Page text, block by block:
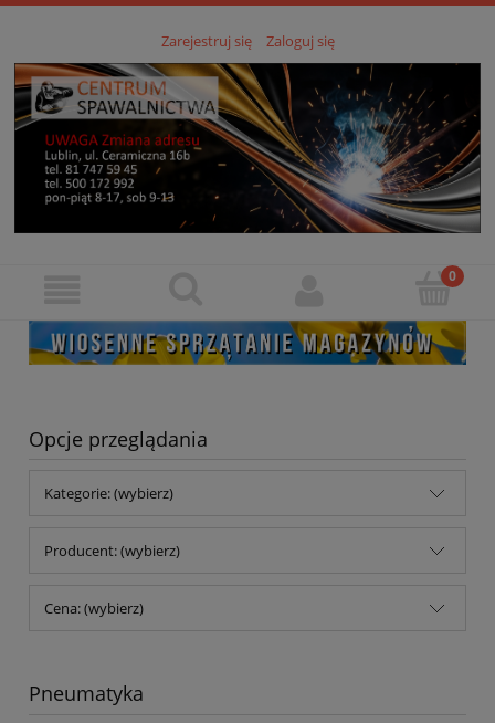
Zarejestruj się Zaloguj się
Opcje przeglądania
Kategorie: (wybierz)
Producent: (wybierz)
Cena: (wybierz)
Pneumatyka